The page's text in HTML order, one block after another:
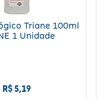
Triane 100ml
1 Unidade
R$5,19